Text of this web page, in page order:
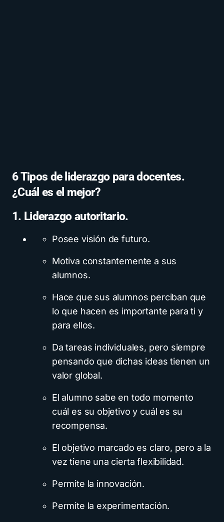
6 Tipos de liderazgo para docentes.
¿Cuál es el mejor?
1. Liderazgo autoritario.
Posee visión de futuro.
Motiva constantemente a sus
alumnos.
Hace que sus alumnos perciban que
lo que hacen es importante para ti y
para ellos.
Da tareas individuales, pero siempre
pensando que dichas ideas tienen un
valor global.
El alumno sabe en todo momento
cuál es su objetivo y cuál es su
recompensa.
El objetivo marcado es claro, pero a la
vez tiene una cierta flexibilidad.
Permite la innovación.
Permite la experimentación.